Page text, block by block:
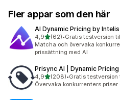
Fler appar som den här
AI Dynamic Pricing by Intelis
4,9av 5 stjärnor
(62)
62 recensioner totalt
•Gratis testversion
Matcha och övervaka
prissättning med AI
Prisync AI | Dynamic Pricing
4,9av 5 stjärnor
(208)
208 recensioner totalt
•Gratis
Övervaka konkurrenters